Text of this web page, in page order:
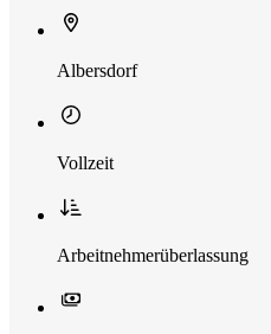
Albersdorf
Vollzeit
Arbeitnehmerüberlassung